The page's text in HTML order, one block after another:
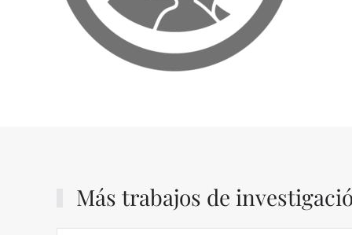
Más trabajos de